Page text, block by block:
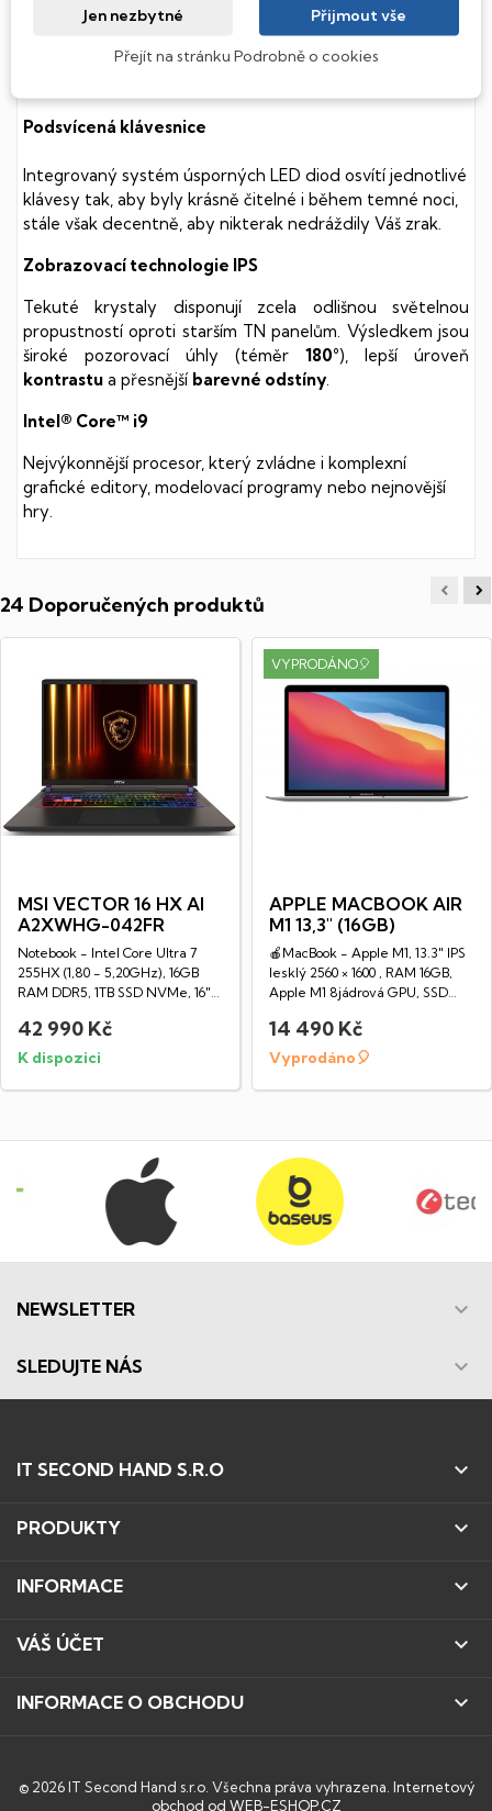
součástmi a je tak mnohem méně náchylný
k mechanickému poškození. Díky použití elektronické
soustavy je tento disk mnohemtiššía především nabízí
Podsvícená klávesnice
Integrovaný systém úsporných LED diod osvítí jednotlivé
klávesy tak, aby byly krásně čitelné i během temné noci,
stále však decentně, aby nikterak nedráždily Váš zrak.
Zobrazovací technologie IPS
Tekuté krystaly disponují zcela odlišnou světelnou
propustností oproti starším TN panelům. Výsledkem jsou
široké pozorovací úhly (téměr 180°), lepší úroveň
kontrastu a přesnější barevné odstíny
Intel® Core™ i9
Nejvýkonnější procesor, který zvládne i komplexní
grafické editory, modelovací programy nebo nejnovější
hry.
24 Doporučených produktů
MSI VECTOR 16 HX AI
A2XWHG-042FR
Notebook - Intel Core Ultra 7
255HX (1,80 - 5,20GHz), 16GB
RAM DDR5, 1TB SSD NVMe, 16"
42 990 Kč
K dispozici
VYPRODÁNO🎈
APPLE MACBOOK AIR
M1 13,3" (16GB)
🍎MacBook - Apple M1, 13.3" IPS
lesklý 2560 × 1600 , RAM 16GB,
Apple M1 8jádrová GPU, SSD
14 490 Kč
Vyprodáno🎈
NEWSLETTER 
SLEDUJTE NÁS 
IT SECOND HAND S.R.O 
PRODUKTY 
INFORMACE 
VÁŠ ÚČET 
INFORMACE O OBCHODU 
© 2026 IT Second Hand s.r.o. Všechna práva vyhrazena. Internetový
obchod od WEB-ESHOP.CZ
Jen nezbytné Přijmout vše
Přejít na stránku Podrobně o cookies